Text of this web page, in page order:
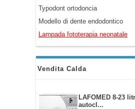
Typodont ortodoncia
Modello di dente endodontico
Lampada fototerapia neonatale
Vendita Calda
LAFOMED 8-23
autocl...